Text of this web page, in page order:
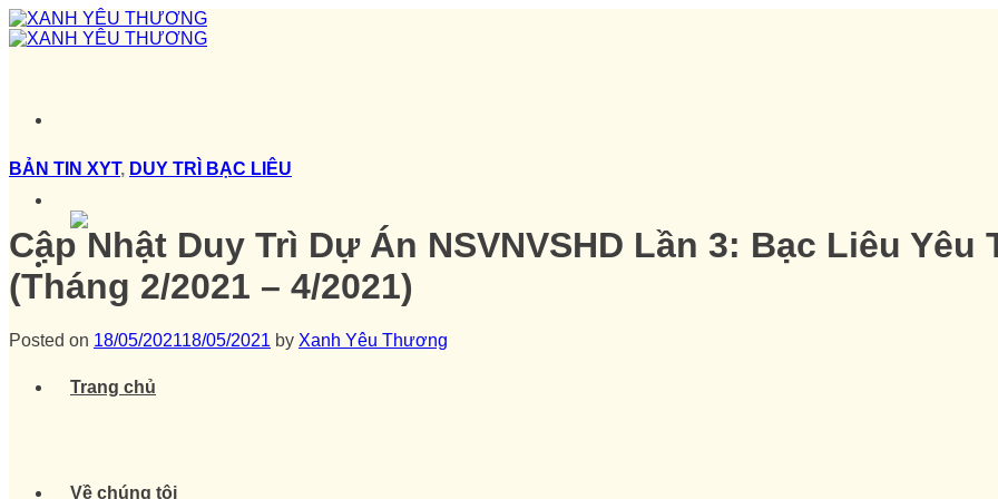
Skip
to
Trang chủ
Về chúng tôi
BẢN TIN XYT, DUY TRÌ BẠC LIÊU
Cập Nhật Duy Trì Dự Án NSVNVSHD Lần 3: Bạc Liêu Yêu
(Tháng 2/2021 – 4/2021)
Posted on 18/05/202118/05/2021 by Xanh Yêu Thương